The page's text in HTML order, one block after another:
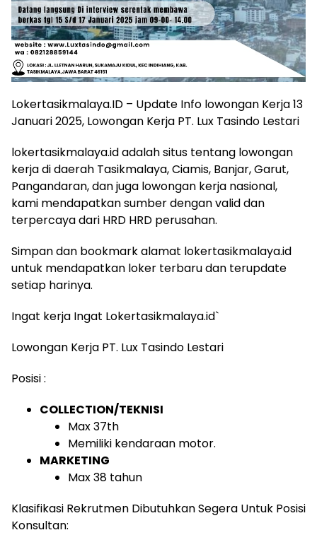
Lokertasikmalaya.ID – Update Info lowongan Kerja 13
Januari 2025, Lowongan Kerja PT. Lux Tasindo Lestari
lokertasikmalaya.id adalah situs tentang lowongan
kerja di daerah Tasikmalaya, Ciamis, Banjar, Garut,
Pangandaran, dan juga lowongan kerja nasional,
kami mendapatkan sumber dengan valid dan
terpercaya dari HRD HRD perusahan.
Simpan dan bookmark alamat lokertasikmalaya.id
untuk mendapatkan loker terbaru dan terupdate
setiap harinya.
Ingat kerja Ingat Lokertasikmalaya.id`
Lowongan Kerja PT. Lux Tasindo Lestari
Posisi :
COLLECTION/TEKNISI
Max 37th
Memiliki kendaraan motor.
MARKETING
Max 38 tahun
Klasifikasi Rekrutmen Dibutuhkan Segera Untuk Posisi
Konsultan: